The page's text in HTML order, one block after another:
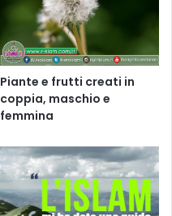
Piante e frutti creati in
coppia, maschio e
femmina